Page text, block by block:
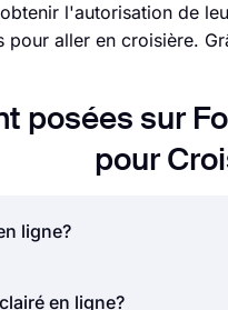
l'autorisation de
aller en croisière.
posées sur
pour
ligne?
consistant à obtenir
en ligne?